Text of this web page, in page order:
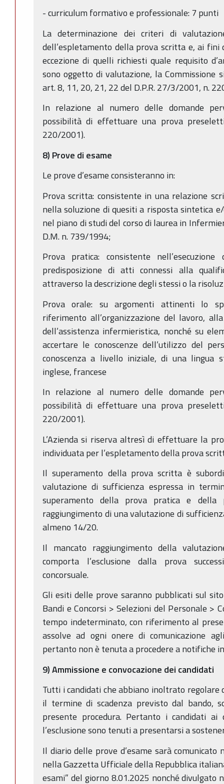
- curriculum formativo e professionale: 7 punti
La determinazione dei criteri di
dell’espletamento della prova scritta e, ai fini
eccezione di quelli richiesti quale requisito
sono oggetto di valutazione, la
art. 8, 11, 20, 21, 22 del D.P.R. 27/3/2001, n.
In relazione al numero delle domande
possibilità di effettuare una prova
220/2001).
8) Prove di esame
Le prove d’esame consisteranno in:
Prova scritta: consistente in una relazione
nella soluzione di quesiti a risposta sintetica
nel piano di studi del corso di laurea in
D.M. n. 739/1994;
Prova pratica: consistente
predisposizione di atti connessi alla
attraverso la descrizione degli stessi o la
Prova orale: su argomenti attinenti lo
riferimento all’organizzazione del lavoro,
dell’assistenza infermieristica, nonché su
accertare le conoscenze dell’utilizzo del
conoscenza a livello iniziale, di una lingua
inglese, francese
In relazione al numero delle domande
possibilità di effettuare una prova
220/2001).
L’Azienda si riserva altresì di effettuare la
individuata per l’espletamento della prova
Il superamento della prova scritta è
valutazione di sufficienza espressa in
superamento della prova pratica e
raggiungimento di una valutazione di
almeno 14/20.
Il mancato raggiungimento della
comporta l’esclusione dalla prova
concorsuale.
Gli esiti delle prove saranno pubblicati sul
Bandi e Concorsi > Selezioni del Personale >
tempo indeterminato, con riferimento al
assolve ad ogni onere di comunicazione
pertanto non è tenuta a procedere a notifiche
9) Ammissione e convocazione dei candidati
Tutti i candidati che abbiano inoltrato
il termine di scadenza previsto dal bando,
presente procedura. Pertanto i candidati
l’esclusione sono tenuti a presentarsi a
Il diario delle prove d’esame sarà
nella Gazzetta Ufficiale della Repubblica
esami” del giorno 8.01.2025 nonché